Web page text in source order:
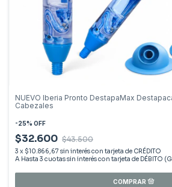
NUEVO Iberia Pronto DestapaMax
Cabezales
-25% OFF
$32.600 $43.500
3 x $10.866,67 sin interés